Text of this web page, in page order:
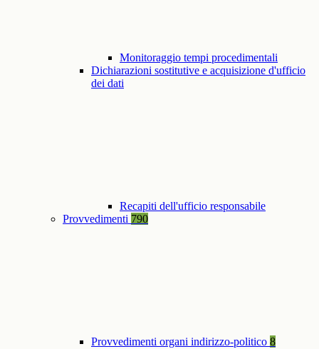
Monitoraggio tempi procedimentali
Dichiarazioni sostitutive e acquisizione d'ufficio
dei dati
Recapiti dell'ufficio responsabile
Provvedimenti 790
Provvedimenti organi indirizzo-politico 8